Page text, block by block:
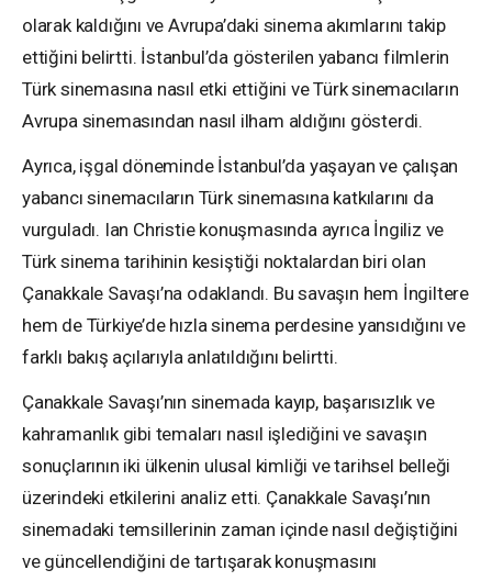
olarak kaldığını ve Avrupa’daki sinema akımlarını takip
ettiğini belirtti. İstanbul’da gösterilen yabancı filmlerin
Türk sinemasına nasıl etki ettiğini ve Türk sinemacıların
Avrupa sinemasından nasıl ilham aldığını gösterdi.
Ayrıca, işgal döneminde İstanbul’da yaşayan ve çalışan
yabancı sinemacıların Türk sinemasına katkılarını da
vurguladı. Ian Christie konuşmasında ayrıca İngiliz ve
Türk sinema tarihinin kesiştiği noktalardan biri olan
Çanakkale Savaşı’na odaklandı. Bu savaşın hem İngiltere
hem de Türkiye’de hızla sinema perdesine yansıdığını ve
farklı bakış açılarıyla anlatıldığını belirtti.
Çanakkale Savaşı’nın sinemada kayıp, başarısızlık ve
kahramanlık gibi temaları nasıl işlediğini ve savaşın
sonuçlarının iki ülkenin ulusal kimliği ve tarihsel belleği
üzerindeki etkilerini analiz etti. Çanakkale Savaşı’nın
sinemadaki temsillerinin zaman içinde nasıl değiştiğini
ve güncellendiğini de tartışarak konuşmasını